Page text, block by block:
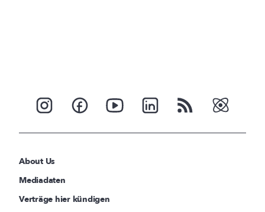
About Us
Mediadaten
Verträge hier kündigen